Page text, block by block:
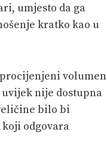
umjesto da ga
kratko kao u
volumen
nije dostupna
bilo bi
odgovara